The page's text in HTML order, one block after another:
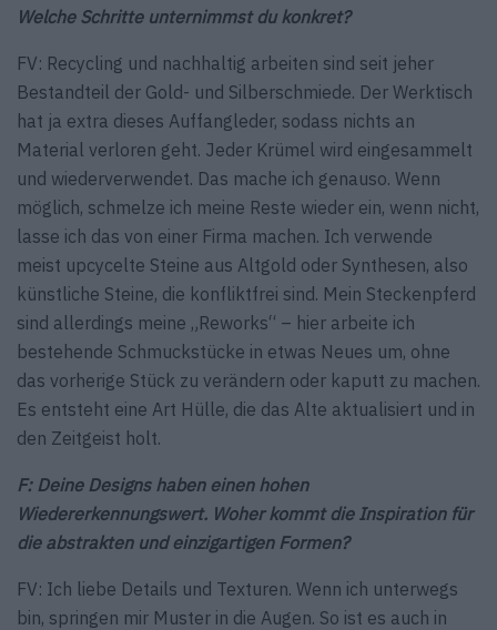
Welche Schritte unternimmst du konkret?
FV: Recycling und nachhaltig arbeiten sind seit jeher
Bestandteil der Gold- und Silberschmiede. Der Werktisch
hat ja extra dieses Auffangleder, sodass nichts an
Material verloren geht. Jeder Krümel wird eingesammelt
und wiederverwendet. Das mache ich genauso. Wenn
möglich, schmelze ich meine Reste wieder ein, wenn nicht,
lasse ich das von einer Firma machen. Ich verwende
meist upcycelte Steine aus Altgold oder Synthesen, also
künstliche Steine, die konfliktfrei sind. Mein Steckenpferd
sind allerdings meine „Reworks“ – hier arbeite ich
bestehende Schmuckstücke in etwas Neues um, ohne
das vorherige Stück zu verändern oder kaputt zu machen.
Es entsteht eine Art Hülle, die das Alte aktualisiert und in
den Zeitgeist holt.
F: Deine Designs haben einen hohen
Wiedererkennungswert. Woher kommt die Inspiration für
die abstrakten und einzigartigen Formen?
FV: Ich liebe Details und Texturen. Wenn ich unterwegs
bin, springen mir Muster in die Augen. So ist es auch in